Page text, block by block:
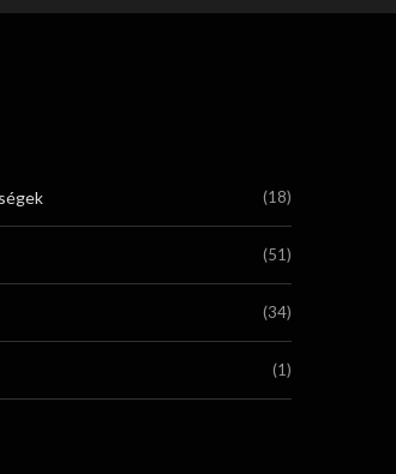
(18)
(51)
(34)
(1)